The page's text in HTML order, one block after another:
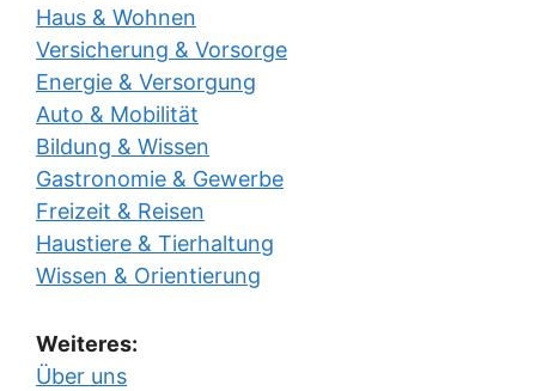
Haus & Wohnen
Versicherung & Vorsorge
Energie & Versorgung
Auto & Mobilität
Bildung & Wissen
Gastronomie & Gewerbe
Freizeit & Reisen
Haustiere & Tierhaltung
Wissen & Orientierung
Weiteres:
Über uns